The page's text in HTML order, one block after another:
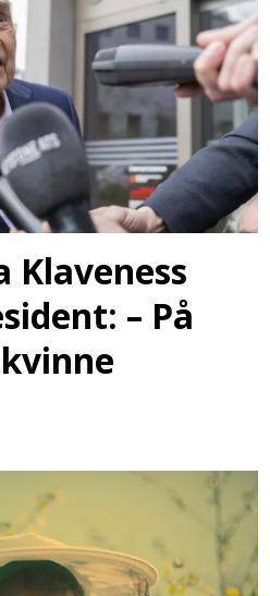
Klaveness
– På